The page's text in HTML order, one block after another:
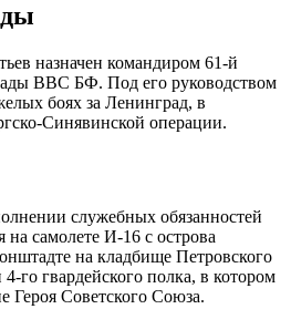
назначен командиром 61-й
ВВС БФ. Под его руководством
боях за Ленинград, в
Синявинской операции.
служебных обязанностей
на самолете И-16 с острова
на кладбище Петровского
го гвардейского полка, в котором
Героя Советского Союза.